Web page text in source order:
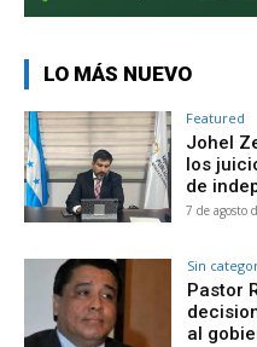
LO MÁS NUEVO
Featured
Johel
los
de
7 de agosto
Sin
Pastor
al